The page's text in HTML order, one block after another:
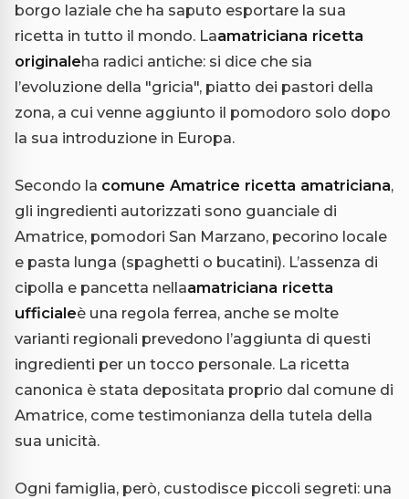
borgo laziale che ha saputo esportare la sua
ricetta in tutto il mondo. Laamatriciana ricetta
originaleha radici antiche: si dice che sia
l’evoluzione della "gricia", piatto dei pastori della
zona, a cui venne aggiunto il pomodoro solo dopo
la sua introduzione in Europa.
Secondo la comune Amatrice ricetta amatriciana,
gli ingredienti autorizzati sono guanciale di
Amatrice, pomodori San Marzano, pecorino locale
e pasta lunga (spaghetti o bucatini). L’assenza di
cipolla e pancetta nellaamatriciana ricetta
ufficialeè una regola ferrea, anche se molte
varianti regionali prevedono l’aggiunta di questi
ingredienti per un tocco personale. La ricetta
canonica è stata depositata proprio dal comune di
Amatrice, come testimonianza della tutela della
sua unicità.
Ogni famiglia, però, custodisce piccoli segreti: una